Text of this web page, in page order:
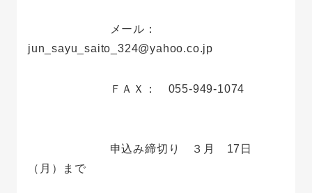
メール：
jun_sayu_saito_324@yahoo.co.jp
ＦＡＸ： 055-949-1074
申込み締切り ３月 17日
（月）まで